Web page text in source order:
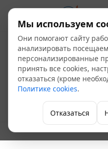
FRAP
Однорычажные для душа
Мы используем
Они помогают сайту
анализировать
персонализированные
принять все cookies,
отказаться (кроме
Политике cookies.
Отказаться